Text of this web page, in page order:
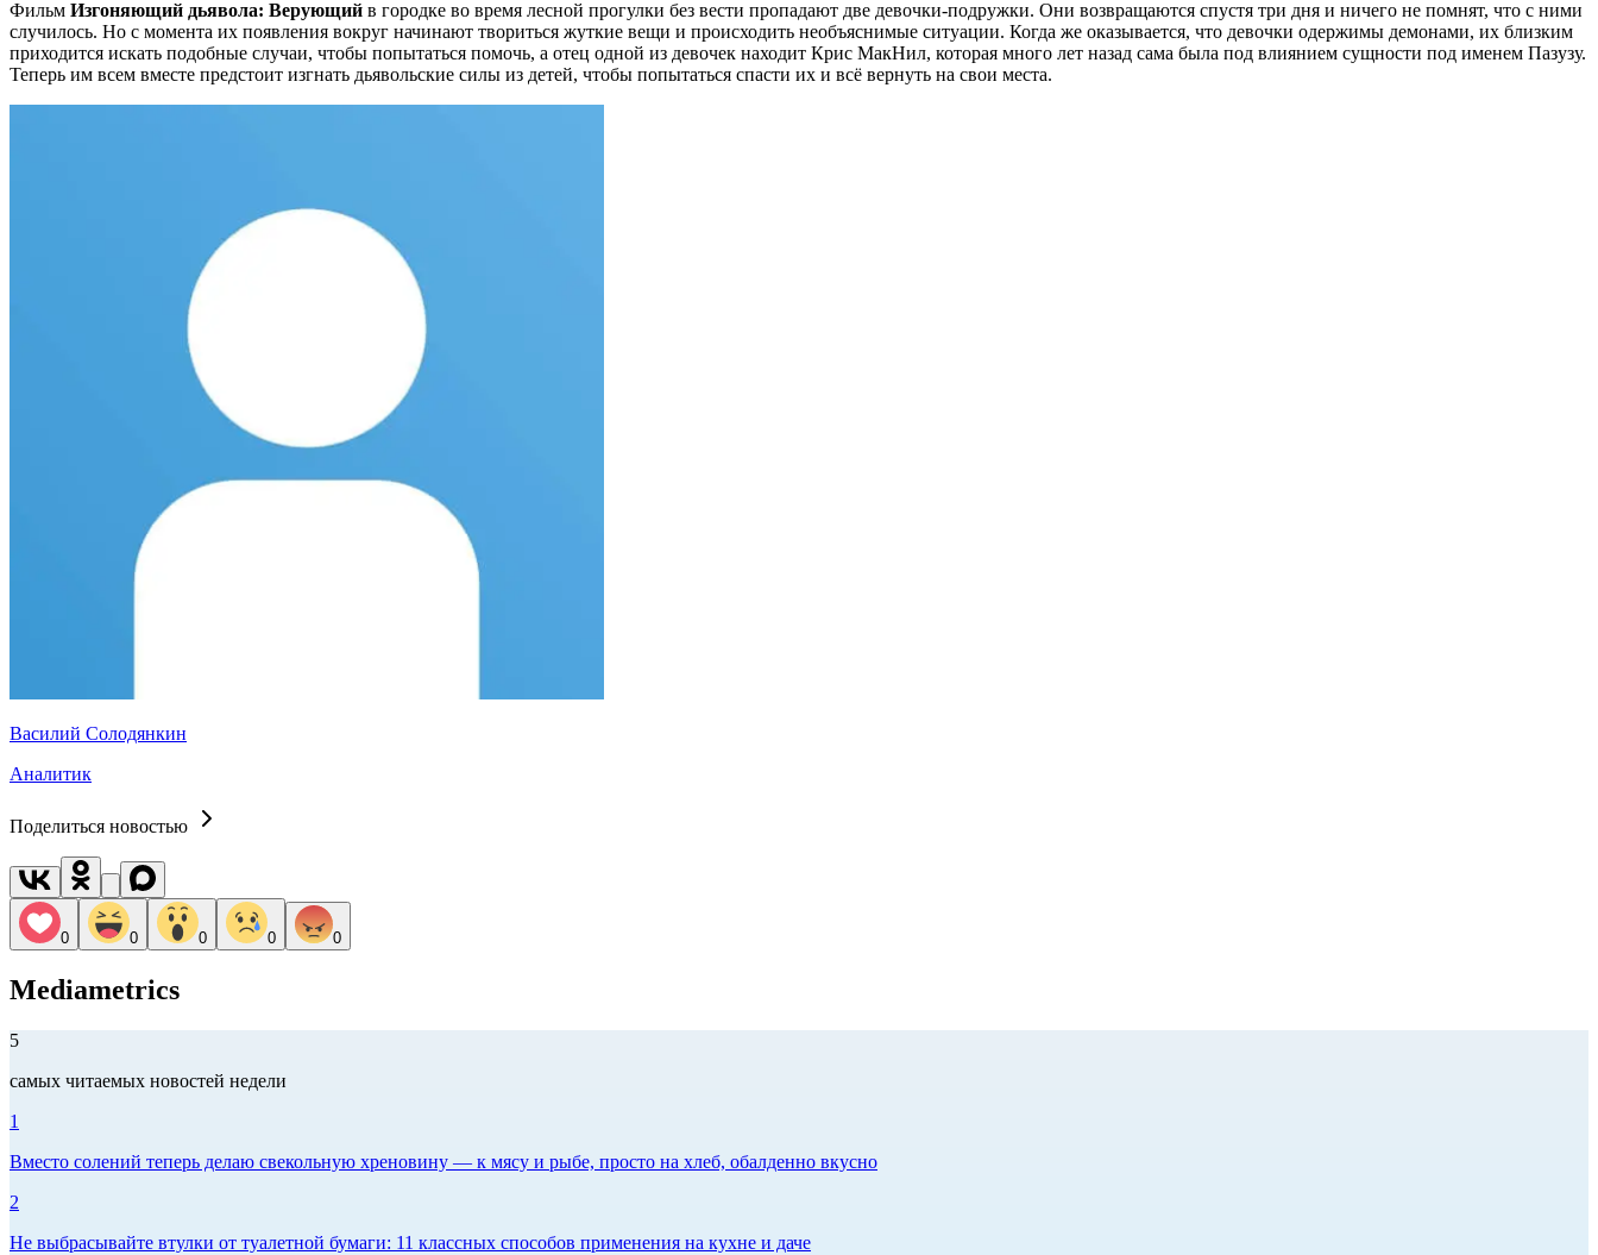
Фильм Изгоняющий дьявола: Верующий в городке во время лесной прогулки без вести пропадают две девочки-подружки. Они возвращаются спустя три дня и ничего не помнят, что с ними
случилось. Но с момента их появления вокруг начинают твориться жуткие вещи и происходить необъяснимые ситуации. Когда же оказывается, что девочки одержимы демонами, их близким
приходится искать подобные случаи, чтобы попытаться помочь, а отец одной из девочек находит Крис МакНил, которая много лет назад сама была под влиянием сущности под именем Пазузу.
Теперь им всем вместе предстоит изгнать дьявольские силы из детей, чтобы попытаться спасти их и всё вернуть на свои места.
Василий Солодянкин
Аналитик
Поделиться новостью
0 0 0 0 0
Mediametrics
5
самых читаемых новостей недели
1
Вместо солений теперь делаю свекольную хреновину — к мясу и рыбе, просто на хлеб, обалденно вкусно
2
Не выбрасывайте втулки от туалетной бумаги: 11 классных способов применения на кухне и даче